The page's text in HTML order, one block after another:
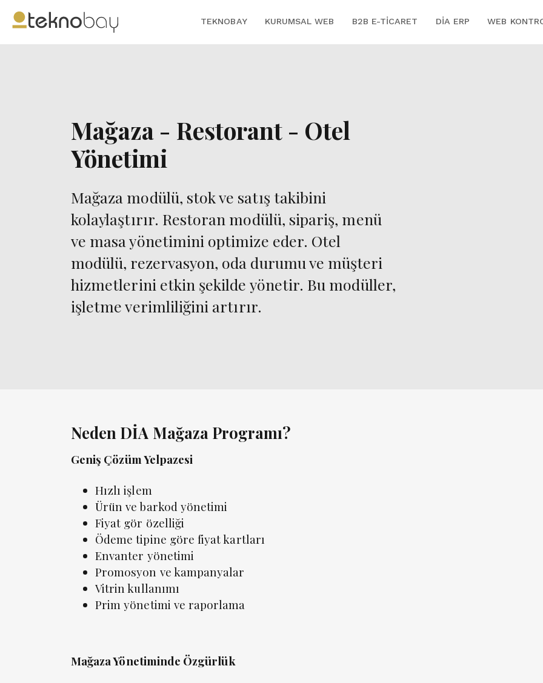
TEKNOBAY KURUMSAL WEB B2B E-TICARET DİA ERP WEB
Mağaza - Restorant - Otel
Yönetimi
Mağaza modülü, stok ve satış takibini
kolaylaştırır. Restoran modülü, sipariş, menü
ve masa yönetimini optimize eder. Otel
modülü, rezervasyon, oda durumu ve müşteri
hizmetlerini etkin şekilde yönetir. Bu modüller,
işletme verimliliğini artırır.
Neden DİA Mağaza Programı?
Geniş Çözüm Yelpazesi
Hızlı işlem
Ürün ve barkod yönetimi
Fiyat gör özelliği
Ödeme tipine göre fiyat kartları
Envanter yönetimi
Promosyon ve kampanyalar
Vitrin kullanımı
Prim yönetimi ve raporlama
Mağaza Yönetiminde Özgürlük